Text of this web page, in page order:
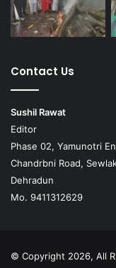
Contact Us
Sushil Rawat
Editor
Phase 02, Yamunotri
Chandrbni Road,
Dehradun
Mo. 9411312629
© Copyright 2026, All